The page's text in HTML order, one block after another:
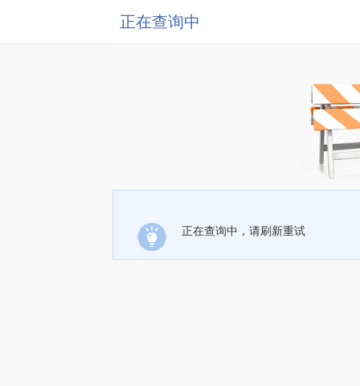
正在查询中
正在查询中，请刷新重试